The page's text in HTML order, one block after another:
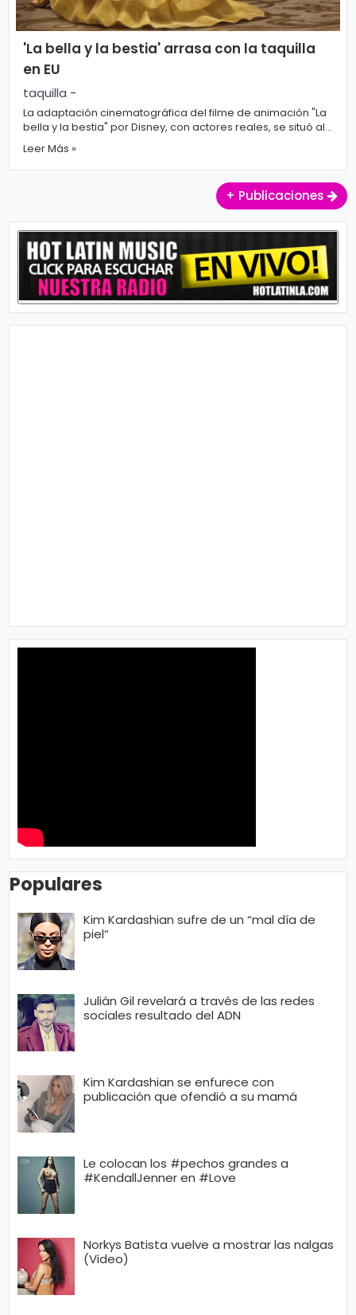
'La bella y la bestia' arrasa con la taquilla
en EU
taquilla -
La adaptación cinematográfica del filme de animación "La
bella y la bestia" por Disney, con actores reales, se situó al
frente ...
Leer Más »
+ Publicaciones
Populares
Kim Kardashian sufre de un “mal día de
piel”
Julián Gil revelará a través de las redes
sociales resultado del ADN
Kim Kardashian se enfurece con
publicación que ofendió a su mamá
Le colocan los #pechos grandes a
#KendallJenner en #Love
Norkys Batista vuelve a mostrar las nalgas
(Video)